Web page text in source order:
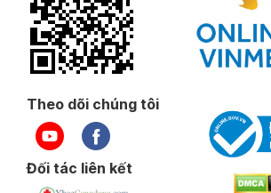
Theo dõi chúng tôi
Đối tác liên kết